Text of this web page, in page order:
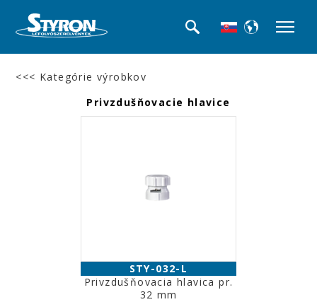
<<< Kategórie výrobkov
Privzdušňovacie hlavice
STY-032-L
Privzdušňovacia hlavica pr.
32 mm